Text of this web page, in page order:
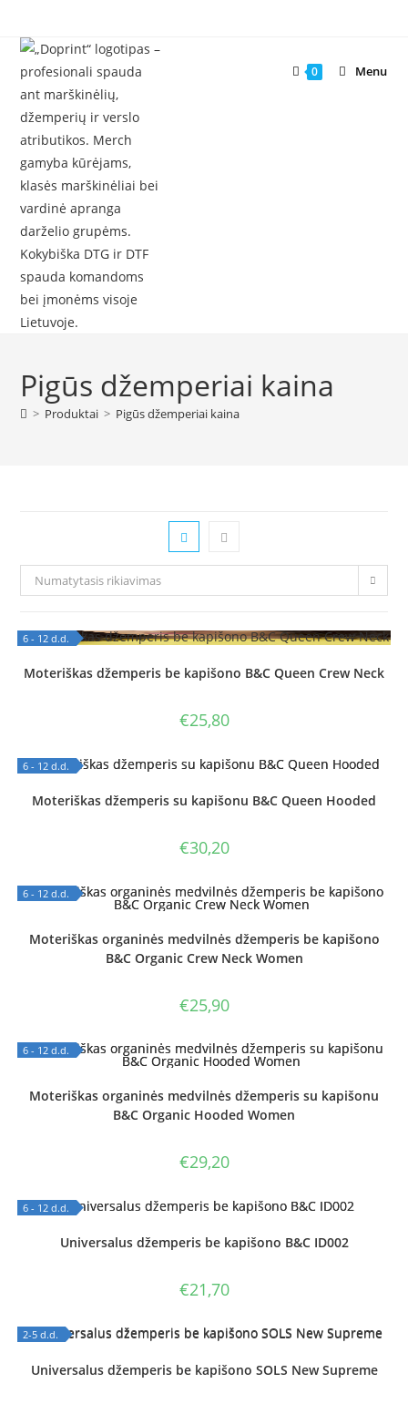
content
0 Menu
Pigūs džemperiai kaina
> Produktai > Pigūs džemperiai kaina
Numatytasis rikiavimas
6 - 12 d.d.
Moteriškas džemperis be kapišono B&C Queen Crew Neck
€25,80
6 - 12 d.d.
Moteriškas džemperis su kapišonu B&C Queen Hooded
€30,20
6 - 12 d.d.
Moteriškas organinės medvilnės džemperis be kapišono
B&C Organic Crew Neck Women
€25,90
6 - 12 d.d.
Moteriškas organinės medvilnės džemperis su kapišonu
B&C Organic Hooded Women
€29,20
6 - 12 d.d.
Universalus džemperis be kapišono B&C ID002
€21,70
2-5 d.d.
Universalus džemperis be kapišono SOLS New Supreme